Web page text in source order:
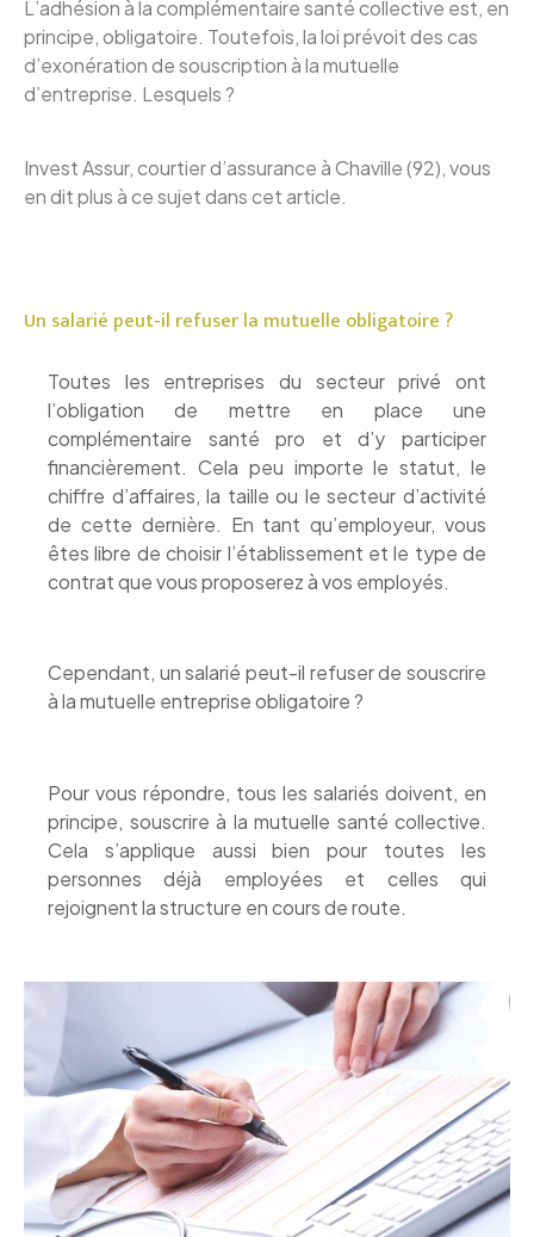
L’adhésion à la complémentaire santé collective est, en
principe, obligatoire. Toutefois, la loi prévoit des cas
d’exonération de souscription à la mutuelle
d’entreprise. Lesquels ?
Invest Assur, courtier d’assurance à Chaville (92), vous
en dit plus à ce sujet dans cet article.
Un salarié peut-il refuser la mutuelle obligatoire ?
Toutes les entreprises du secteur privé ont
l’obligation de mettre en place une
complémentaire santé pro et d’y participer
financièrement. Cela peu importe le statut, le
chiffre d’affaires, la taille ou le secteur d’activité
de cette dernière. En tant qu’employeur, vous
êtes libre de choisir l’établissement et le type de
contrat que vous proposerez à vos employés.
Cependant, un salarié peut-il refuser de souscrire
à la mutuelle entreprise obligatoire ?
Pour vous répondre, tous les salariés doivent, en
principe, souscrire à la mutuelle santé collective.
Cela s’applique aussi bien pour toutes les
personnes déjà employées et celles qui
rejoignent la structure en cours de route.